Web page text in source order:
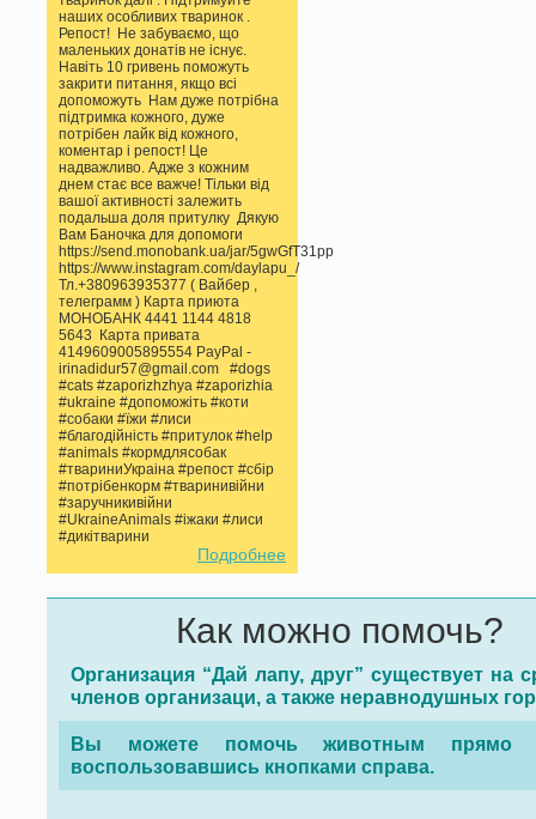
наших особливих тваринок .
Репост! Не забуваємо, що
маленьких донатів не існує.
Навіть 10 гривень поможуть
закрити питання, якщо всі
допоможуть Нам дуже потрібна
підтримка кожного, дуже
потрібен лайк від кожного,
коментар і репост! Це
надважливо. Адже з кожним
днем стає все важче! Тільки від
вашої активності залежить
подальша доля притулку Дякую
Вам Баночка для допомоги
https://send.monobank.ua/jar/5gwGfT31pp
https://www.instagram.com/daylapu_/
Тл.+380963935377 ( Вайбер ,
телеграмм ) Карта приюта
МОНОБАНК 4441 1144 4818
5643 Карта привата
4149609005895554 PayPal -
irinadidur57@gmail.com #dogs
#cats #zaporizhzhya #zaporizhia
#ukraine #допоможіть #коти
#собаки #їжи #лиси
#благодійність #притулок #help
#animals #кормдлясобак
#твариниУкраіна #репост #сбір
#потрібенкорм #тваринивійни
#заручникивійни
#UkraineAnimals #іжаки #лиси
#дикітварини
Подробнее
Как можно помочь?
Организация “Дай лапу, друг” существует на
членов организаци, а также неравнодушных
Вы можете помочь животным прямо
воспользовавшись кнопками справа.